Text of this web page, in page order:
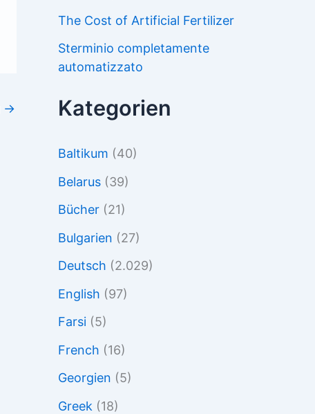
→
The Cost of Artificial Fertilizer
Sterminio completamente
automatizzato
Kategorien
Baltikum (40)
Belarus (39)
Bücher (21)
Bulgarien (27)
Deutsch (2.029)
English (97)
Farsi (5)
French (16)
Georgien (5)
Greek (18)